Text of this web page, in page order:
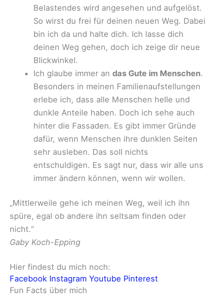
Belastendes wird angesehen und aufgelöst.
So wirst du frei für deinen neuen Weg. Dabei
bin ich da und halte dich. Ich lasse dich
deinen Weg gehen, doch ich zeige dir neue
Blickwinkel.
Ich glaube immer andas Gute im Menschen.
Besonders in meinen Familienaufstellungen
erlebe ich, dass alle Menschen helle und
dunkle Anteile haben. Doch ich sehe auch
hinter die Fassaden. Es gibt immer Gründe
dafür, wenn Menschen ihre dunklen Seiten
sehr ausleben. Das soll nichts
entschuldigen. Es sagt nur, dass wir alle uns
immer ändern können, wenn wir wollen.
„Mittlerweile gehe ich meinen Weg, weil ich ihn
spüre, egal ob andere ihn seltsam finden oder
nicht.“
Gaby Koch-Epping
Hier findest du mich noch:
Facebook Instagram Youtube Pinterest
Fun Facts über mich